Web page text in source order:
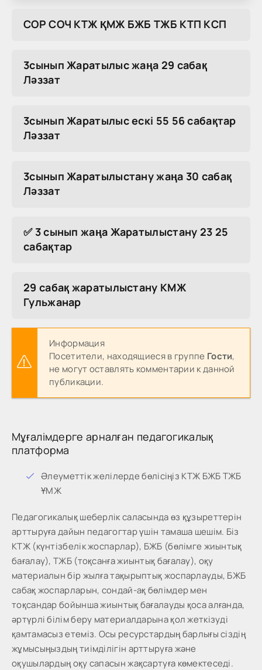
COP COЧ KTЖ ҚMЖ БЖБ TЖБ KTП KCП
3сынып Жаратылыс жаңа 29 сабақ
Ләззат
3сынып Жаратылыс ескі 55 56 сабақтар
Ләззат
3сынып Жаратылыстану жаңа 30 сабақ
Ләззат
✅ 3 сынып жаңа Жаратылыстану 23 25
сабақтар
29 сабақ жаратылыстану КМЖ
Гульжанар
Информация
Посетители, находящиеся в группе Гости,
не могут оставлять комментарии к данной
публикации.
Мұғалімдерге арналған педагогикалық
платформа
Әлеуметтік желілерде бөлісіңіз КТЖ БЖБ ТЖБ
ҰМЖ
Педагогикалық шеберлік саласында өз құзыреттерін
арттыруға дайын педагогтар үшін тамаша шешім. Біз
КТЖ (күнтізбелік жоспарлар), БЖБ (бөлімге жиынтық
бағалау), ТЖБ (тоқсанға жиынтық бағалау), оқу
материалын бір жылға тақырыптық жоспарлауды, БЖБ
сабақ жоспарларын, сондай-ақ бөлімдер мен
тоқсандар бойынша жиынтық бағалауды қоса алғанда,
әртүрлі білім беру материалдарына қол жеткізуді
қамтамасыз етеміз. Осы ресурстардың барлығы сіздің
жұмысыңыздың тиімділігін арттыруға және
оқушылардың оқу сапасын жақсартуға көмектеседі.